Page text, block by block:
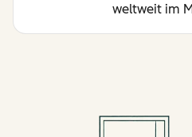
weltweit im